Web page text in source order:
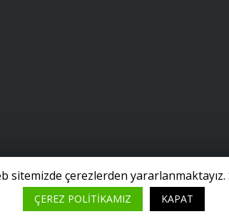
çerezlerden
ÇEREZ POLİTİKAMIZ KAPAT